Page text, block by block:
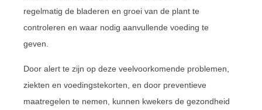
regelmatig de bladeren en groei van de plant te
controleren en waar nodig aanvullende voeding te
geven.
Door alert te zijn op deze veelvoorkomende problemen,
ziekten en voedingstekorten, en door preventieve
maatregelen te nemen, kunnen kwekers de gezondheid